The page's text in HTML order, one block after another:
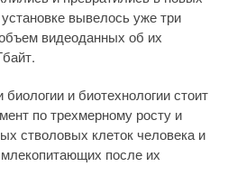
вывелось уже три
видеоданных об их
и биотехнологии стоит
по трехмерному росту и
стволовых клеток человека и
после их